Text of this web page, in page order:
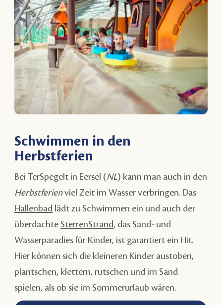
Schwimmen in den
Herbstferien
Bei TerSpegelt in Eersel (NL) kann man auch in den
Herbstferienviel Zeit im Wasser verbringen. Das
Hallenbad lädt zu Schwimmen ein und auch der
überdachte SterrenStrand, das Sand- und
Wasserparadies für Kinder, ist garantiert ein Hit.
Hier können sich die kleineren Kinder austoben,
plantschen, klettern, rutschen und im Sand
spielen, als ob sie im Sommerurlaub wären.